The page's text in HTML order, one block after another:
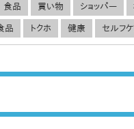
食品 買い物 ショッパー
品 トクホ 健康 セルフ